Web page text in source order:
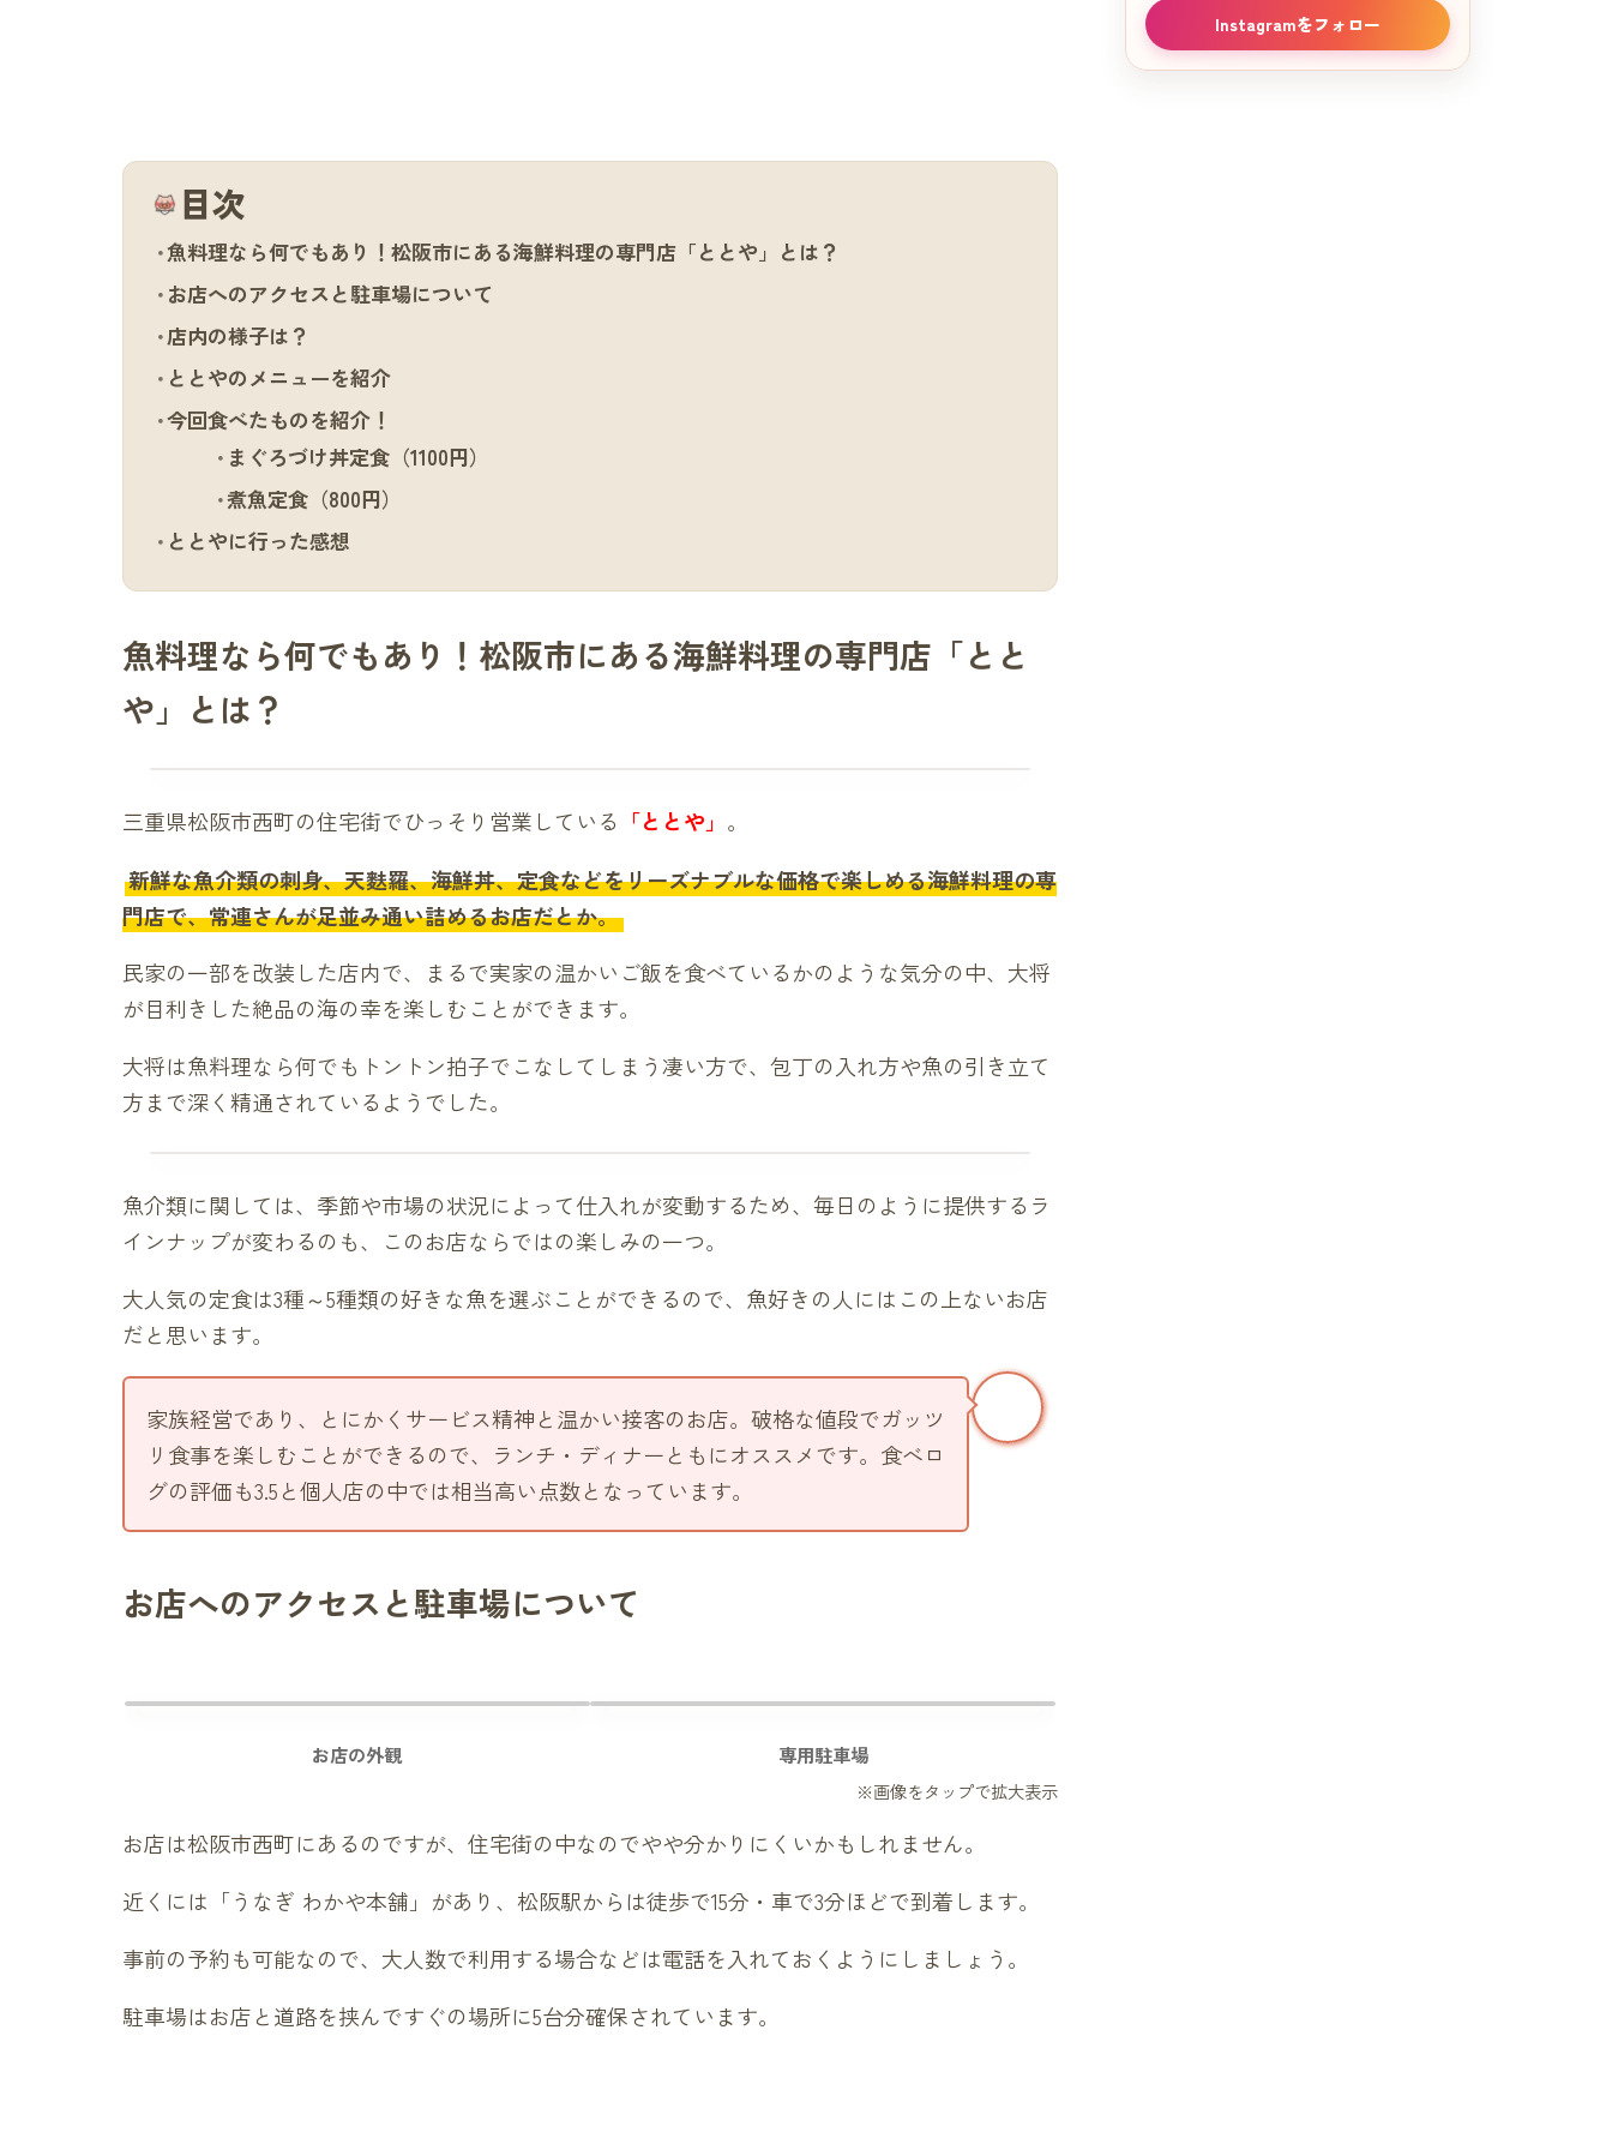
目次
魚料理なら何でもあり！松阪市にある海鮮料理の専門店「ととや」とは？
お店へのアクセスと駐車場について
店内の様子は？
ととやのメニューを紹介
今回食べたものを紹介！
まぐろづけ丼定食（1100円）
煮魚定食（800円）
ととやに行った感想
魚料理なら何でもあり！松阪市にある海鮮料理の専門店「とと
や」とは？
三重県松阪市西町の住宅街でひっそり営業している 「ととや」 。
新鮮な魚介類の刺身、天麩羅、海鮮丼、定食などをリーズナブルな価格で楽しめる海鮮料理の専
門店で、常連さんが足並み通い詰めるお店だとか。
民家の一部を改装した店内で、まるで実家の温かいご飯を食べているかのような気分の中、大将
が目利きした絶品の海の幸を楽しむことができます。
大将は魚料理なら何でもトントン拍子でこなしてしまう凄い方で、包丁の入れ方や魚の引き立て
方まで深く精通されているようでした。
魚介類に関しては、季節や市場の状況によって仕入れが変動するため、毎日のように提供するラ
インナップが変わるのも、このお店ならではの楽しみの一つ。
大人気の定食は3種～5種類の好きな魚を選ぶことができるので、魚好きの人にはこの上ないお店
だと思います。
家族経営であり、とにかくサービス精神と温かい接客のお店。破格な値段でガッツ
リ食事を楽しむことができるので、ランチ・ディナーともにオススメです。食べロ
グの評価も3.5と個人店の中では相当高い点数となっています。
お店へのアクセスと駐車場について
お店の外観 専用駐車場
お店は松阪市西町にあるのですが、住宅街の中なのでやや分かりにくいかもしれません。
近くには 「うなぎ わかや本舗」 があり、松阪駅からは徒歩で15分・車で3分ほどで到着します。
事前の予約も可能なので、大人数で利用する場合などは電話を入れておくようにしましょう。
駐車場はお店と道路を挟んですぐの場所に5台分確保されています。
Instagramをフォロー